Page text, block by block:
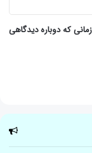
که دوباره دیدگاهی